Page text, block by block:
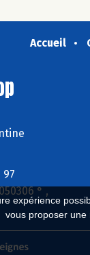
expérience
vous proposer une
Accueil
97
° ,